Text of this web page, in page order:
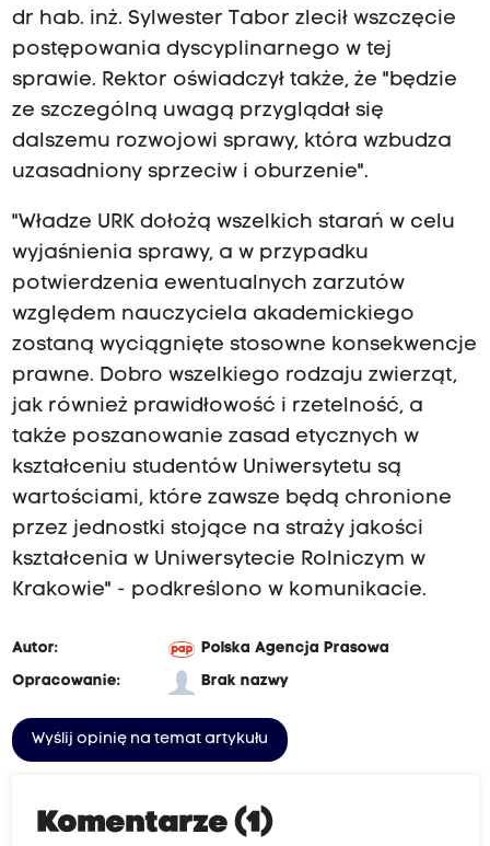
dr hab. inż. Sylwester Tabor zlecił wszczęcie
postępowania dyscyplinarnego w tej
sprawie. Rektor oświadczył także, że "będzie
ze szczególną uwagą przyglądał się
dalszemu rozwojowi sprawy, która wzbudza
uzasadniony sprzeciw i oburzenie".
"Władze URK dołożą wszelkich starań w celu
wyjaśnienia sprawy, a w przypadku
potwierdzenia ewentualnych zarzutów
względem nauczyciela akademickiego
zostaną wyciągnięte stosowne konsekwencje
prawne. Dobro wszelkiego rodzaju zwierząt,
jak również prawidłowość i rzetelność, a
także poszanowanie zasad etycznych w
kształceniu studentów Uniwersytetu są
wartościami, które zawsze będą chronione
przez jednostki stojące na straży jakości
kształcenia w Uniwersytecie Rolniczym w
Krakowie" - podkreślono w komunikacie.
Autor:
Polska Agencja Prasowa
Opracowanie:
Brak nazwy
Wyślij opinię na temat artykułu
Komentarze (1)